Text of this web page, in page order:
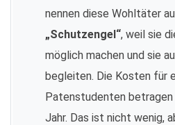
nennen diese Wohltäter
„Schutzengel“, weil sie
möglich machen und sie
begleiten. Die Kosten für
Patenstudenten betragen
Jahr. Das ist nicht wenig,